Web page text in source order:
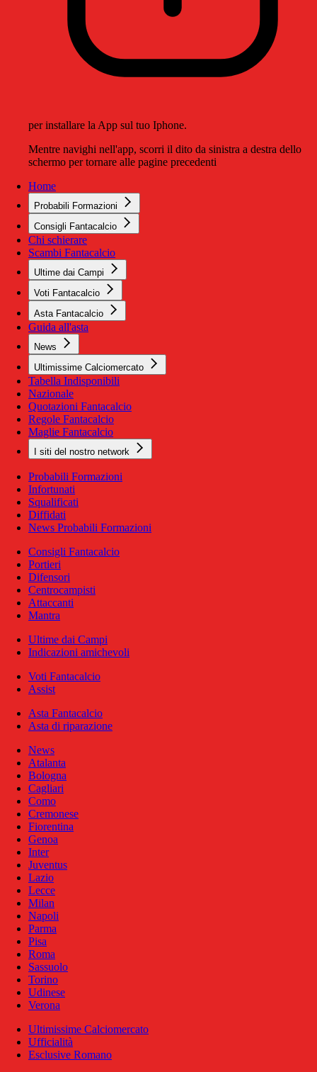
per installare la App sul tuo Iphone.
Mentre navighi nell'app, scorri il dito da sinistra a destra dello
schermo per tornare alle pagine precedenti
Home
Probabili Formazioni
Consigli Fantacalcio
Chi schierare
Scambi Fantacalcio
Ultime dai Campi
Voti Fantacalcio
Asta Fantacalcio
Guida all'asta
News
Ultimissime Calciomercato
Tabella Indisponibili
Nazionale
Quotazioni Fantacalcio
Regole Fantacalcio
Maglie Fantacalcio
I siti del nostro network
Probabili Formazioni
Infortunati
Squalificati
Diffidati
News Probabili Formazioni
Consigli Fantacalcio
Portieri
Difensori
Centrocampisti
Attaccanti
Mantra
Ultime dai Campi
Indicazioni amichevoli
Voti Fantacalcio
Assist
Asta Fantacalcio
Asta di riparazione
News
Atalanta
Bologna
Cagliari
Como
Cremonese
Fiorentina
Genoa
Inter
Juventus
Lazio
Lecce
Milan
Napoli
Parma
Pisa
Roma
Sassuolo
Torino
Udinese
Verona
Ultimissime Calciomercato
Ufficialità
Esclusive Romano